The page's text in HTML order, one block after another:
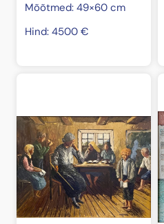
Mõõtmed: 49×60 cm
Hind: 4500 €